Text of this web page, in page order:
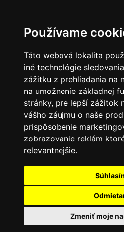
Používame
Táto webová lokalita
iné technológie
zážitku z prehliadania na
na umožnenie základnej
stránky, pre lepší zážitok
vášho záujmu o naše
prispôsobenie
zobrazovanie reklám
relevantnejšie.
Zmeniť moje